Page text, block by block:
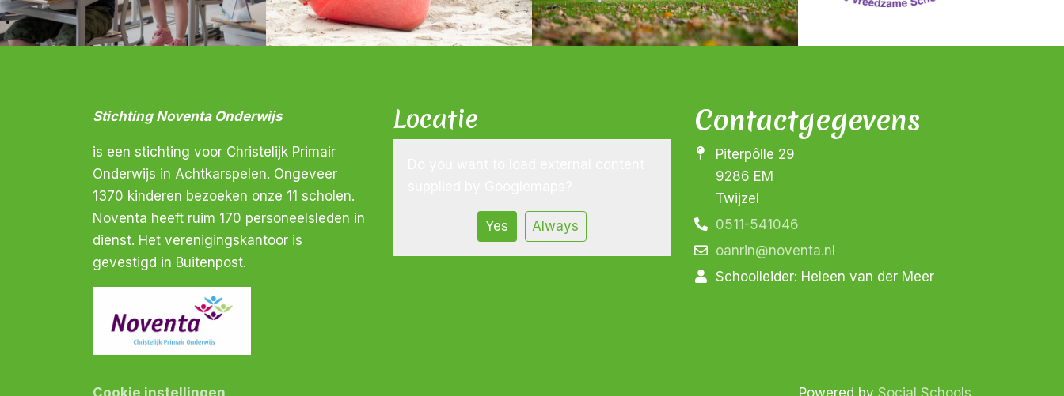
Stichting Noventa Onderwijs
is een stichting voor Christelijk Primair
Onderwijs in Achtkarspelen. Ongeveer
1370 kinderen bezoeken onze 11 scholen.
Noventa heeft ruim 170 personeelsleden in
dienst. Het verenigingskantoor is
gevestigd in Buitenpost.
Locatie
Yes Always
Contactgegevens
Piterpôlle 29
9286 EM
Twijzel
0511-541046
oanrin@noventa.nl
Schoolleider: Heleen van der Meer